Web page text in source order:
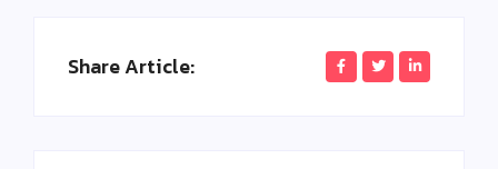
Share Article: